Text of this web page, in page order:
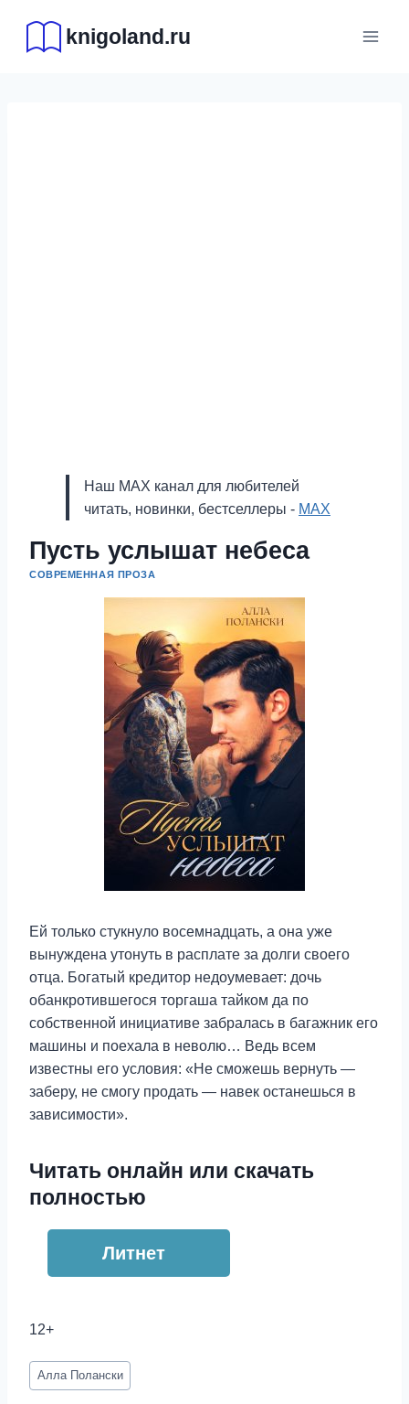
содержимому
knigoland.ru
Наш MAX канал для любителей
читать, новинки, бестселлеры - MAX
Пусть услышат небеса
СОВРЕМЕННАЯ ПРОЗА
Ей только стукнуло восемнадцать, а она уже
вынуждена утонуть в расплате за долги своего
отца. Богатый кредитор недоумевает: дочь
обанкротившегося торгаша тайком да по
собственной инициативе забралась в багажник его
машины и поехала в неволю… Ведь всем
известны его условия: «Не сможешь вернуть —
заберу, не смогу продать — навек останешься в
зависимости».
Читать онлайн или скачать
полностью
Литнет
12+
Метки
записи:
Алла Полански